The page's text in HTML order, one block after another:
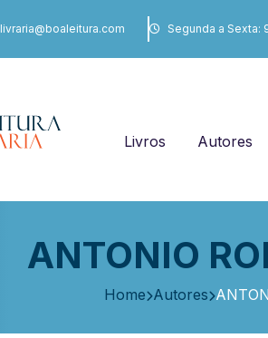
livraria@boaleitura.com Segunda a Sexta:
Livros Autores
ANTONIO
Home Autores